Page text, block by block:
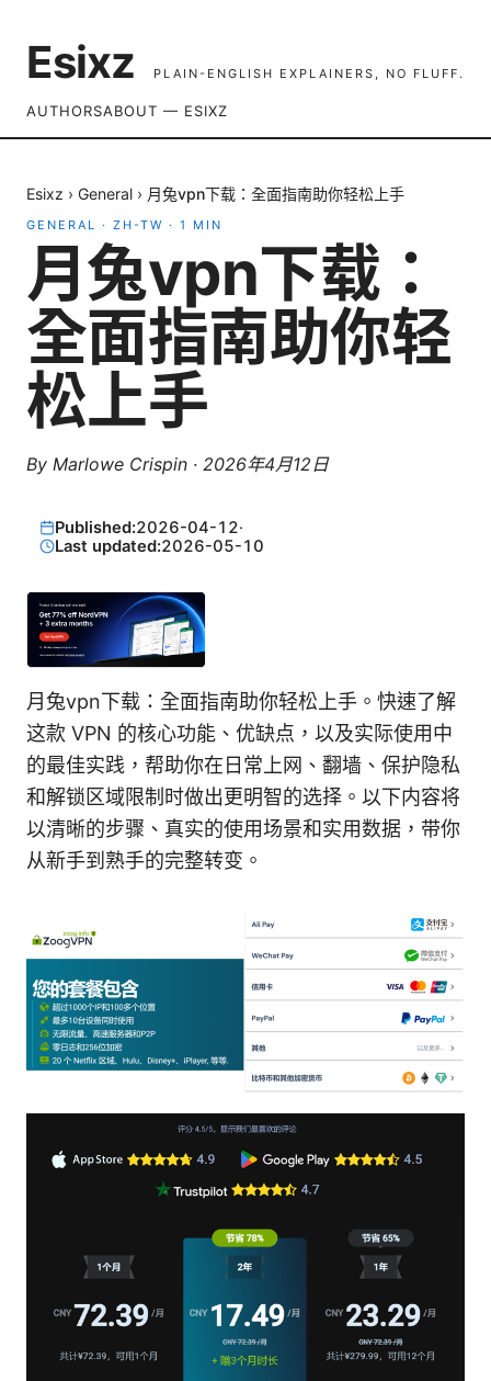
Esixz PLAIN-ENGLISH EXPLAINERS, NO FLUFF.
AUTHORSABOUT — ESIXZ
Esixz › General › 月兔vpn下载：全面指南助你轻松上手
GENERAL · ZH-TW · 1 MIN
月兔vpn下载：
全面指南助你轻
松上手
By Marlowe Crispin · 2026年4月12日
Published:2026-04-12·
Last updated:2026-05-10
月兔vpn下载：全面指南助你轻松上手。快速了解
这款 VPN 的核心功能、优缺点，以及实际使用中
的最佳实践，帮助你在日常上网、翻墙、保护隐私
和解锁区域限制时做出更明智的选择。以下内容将
以清晰的步骤、真实的使用场景和实用数据，带你
从新手到熟手的完整转变。